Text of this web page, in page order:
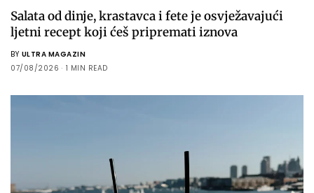
Salata od dinje, krastavca i fete je osvježavajući
ljetni recept koji ćeš pripremati iznova
BY ULTRA MAGAZIN
07/08/2026
1 MIN READ